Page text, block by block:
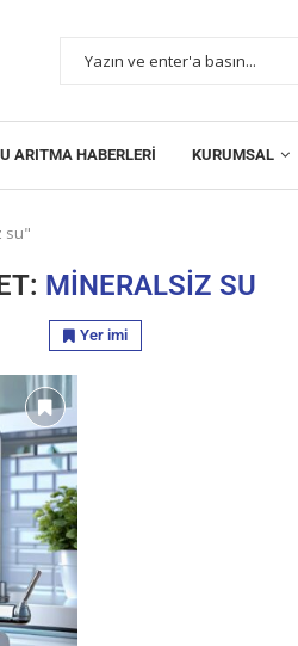
ARITMA HABERLERI KURUMSAL
su"
MINERALSIZ SU
Yer imi